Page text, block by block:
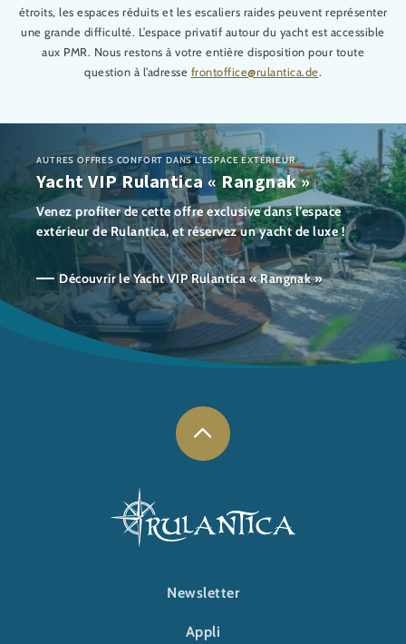
étroits, les espaces réduits et les escaliers raides peuvent représenter
une grande difficulté. L’espace privatif autour du yacht est accessible
aux PMR. Nous restons à votre entière disposition pour toute
question à l’adresse frontoffice@rulantica.de.
AUTRES OFFRES CONFORT DANS L’ESPACE EXTÉRIEUR
Yacht VIP Rulantica « Rangnak »
Venez profiter de cette offre exclusive dans l’espace
extérieur de Rulantica, et réservez un yacht de luxe !
Découvrir le Yacht VIP Rulantica « Rangnak »
FOOTER-RULANTICA
Newsletter
Appli